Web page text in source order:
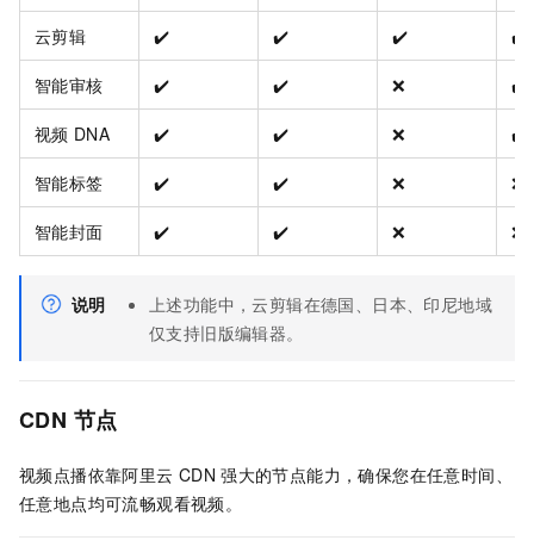
云剪辑 ✔️ ✔️ ✔️ ✔️
智能审核 ✔️ ✔️ ❌ ✔️
视频 DNA ✔️ ✔️ ❌ ✔️
智能标签 ✔️ ✔️ ❌ ❌
智能封面 ✔️ ✔️ ❌ ❌
说明
上述功能中，云剪辑在德国、日本、印尼地域
仅支持旧版编辑器。
CDN 节点
视频点播依靠阿里云 CDN 强大的节点能力，确保您在任意时间、
任意地点均可流畅观看视频。